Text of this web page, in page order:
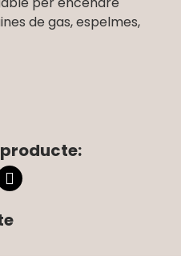
de gas, espelmes,